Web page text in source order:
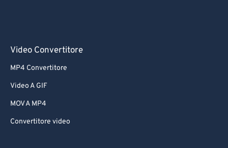
Video Convertitore
MP4 Convertitore
Video A GIF
MOV A MP4
Convertitore video